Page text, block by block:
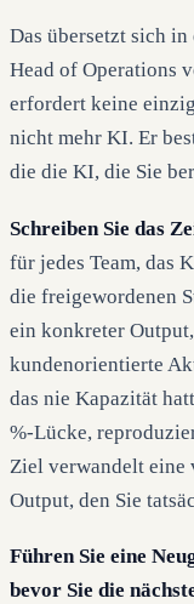
Das übersetzt sich
Head of Operations
erfordert keine
nicht mehr KI. Er
die die KI, die Sie
Schreiben Sie das
für jedes Team, das
die freigewordenen
ein konkreter
kundenorientierte
das nie Kapazität
%-Lücke,
Ziel verwandelt eine
Output, den Sie
Führen Sie eine
bevor Sie die